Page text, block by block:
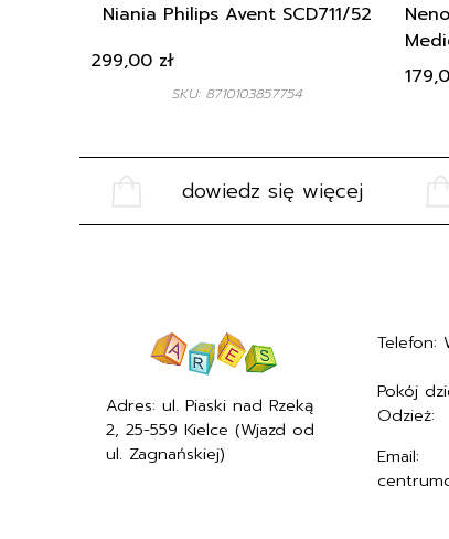
Niania Philips Avent SCD711/52
SKU: 8710103857754
299,00 zł
dowiedz się więcej
Adres: ul. Piaski nad Rzeką
2, 25-559 Kielce (Wjazd od
ul. Zagnańskiej)
Telefon:
Pokój
Odzież:
Email: